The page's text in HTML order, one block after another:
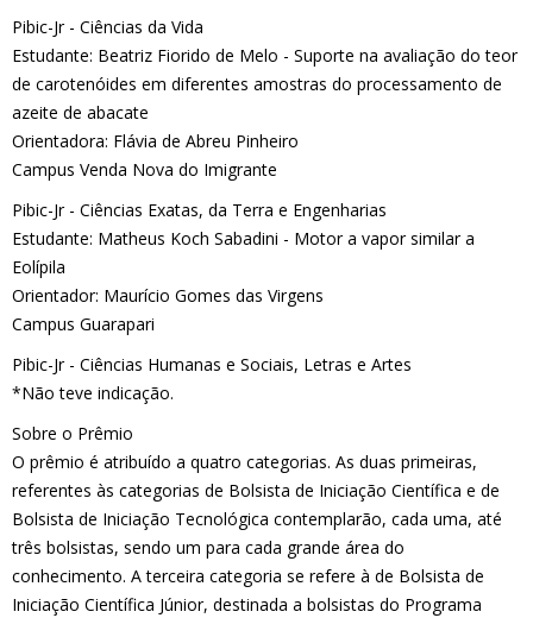
Pibic-Jr - Ciências da Vida
Estudante: Beatriz Fiorido de Melo - Suporte na avaliação do teor
de carotenóides em diferentes amostras do processamento de
azeite de abacate
Orientadora: Flávia de Abreu Pinheiro
Campus Venda Nova do Imigrante
Pibic-Jr - Ciências Exatas, da Terra e Engenharias
Estudante: Matheus Koch Sabadini - Motor a vapor similar a
Eolípila
Orientador: Maurício Gomes das Virgens
Campus Guarapari
Pibic-Jr - Ciências Humanas e Sociais, Letras e Artes
*Não teve indicação.
Sobre o Prêmio
O prêmio é atribuído a quatro categorias. As duas primeiras,
referentes às categorias de Bolsista de Iniciação Científica e de
Bolsista de Iniciação Tecnológica contemplarão, cada uma, até
três bolsistas, sendo um para cada grande área do
conhecimento. A terceira categoria se refere à de Bolsista de
Iniciação Científica Júnior, destinada a bolsistas do Programa